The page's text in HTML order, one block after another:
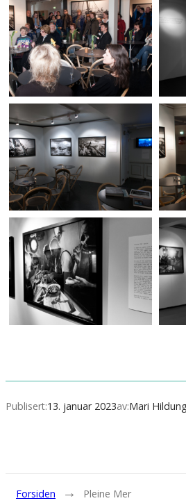
Publisert:13. januar 2023av:Mari Hildung
Forsiden → Pleine Mer